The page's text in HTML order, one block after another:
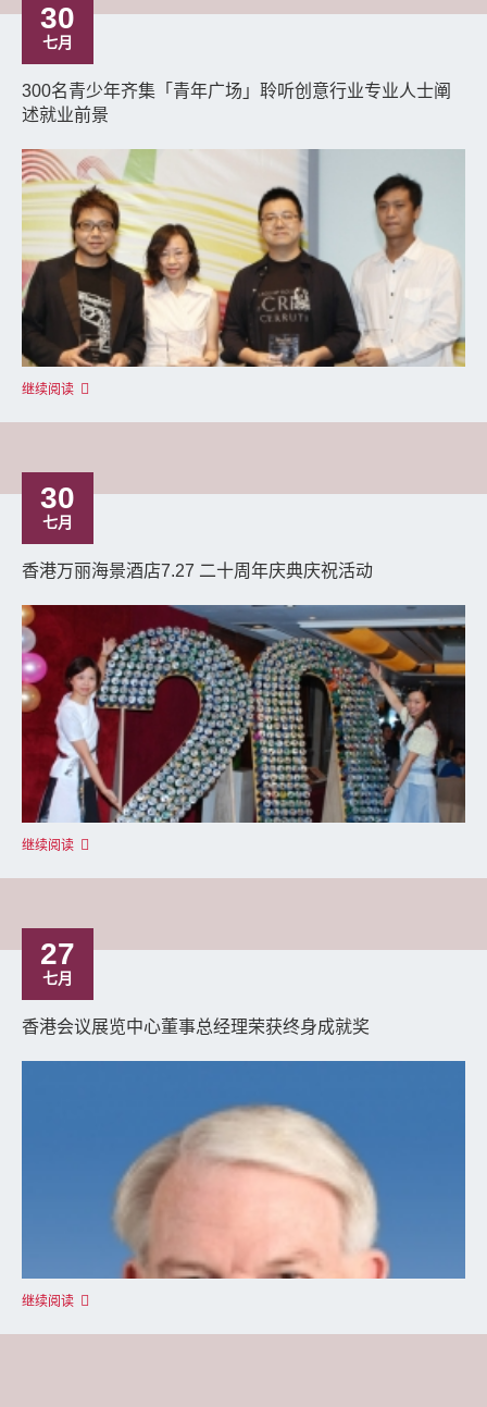
30
七月
300名青少年齐集「青年广场」聆听创意行业专业人士阐
述就业前景
继续阅读
30
七月
香港万丽海景酒店7.27 二十周年庆典庆祝活动
继续阅读
27
七月
香港会议展览中心董事总经理荣获终身成就奖
继续阅读